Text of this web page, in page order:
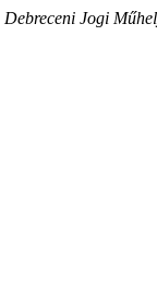
Debreceni Jogi